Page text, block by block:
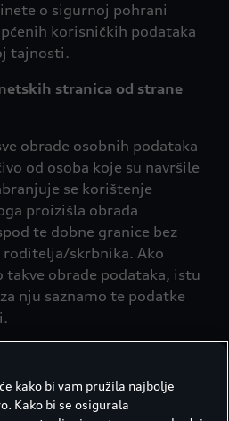
o sigurnoj pohrani
korisničkih podataka
tajnosti.
stranica od strane
obrade osobnih podataka
od osoba koje su navršile
se korištenje
proizišla obrada
te dobne granice bez
roditelja/skrbnika. Ako
takve obrade podataka, istu
nju saznamo te podatke
stavili na raspolaganje
kako bi vam pružila najbolje
Kako bi se osigurala